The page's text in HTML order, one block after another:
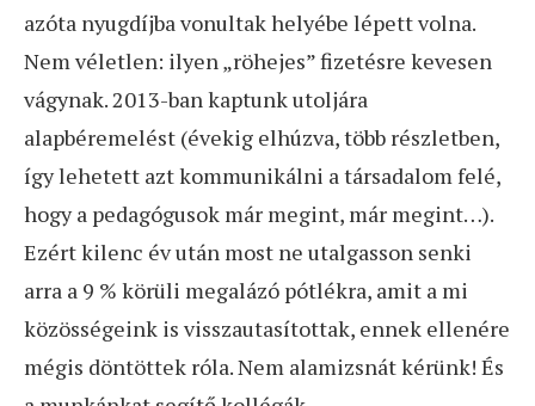
azóta nyugdíjba vonultak helyébe lépett volna.
Nem véletlen: ilyen „röhejes” fizetésre kevesen
vágynak. 2013-ban kaptunk utoljára
alapbéremelést (évekig elhúzva, több részletben,
így lehetett azt kommunikálni a társadalom felé,
hogy a pedagógusok már megint, már megint…).
Ezért kilenc év után most ne utalgasson senki
arra a 9 % körüli megalázó pótlékra, amit a mi
közösségeink is visszautasítottak, ennek ellenére
mégis döntöttek róla. Nem alamizsnát kérünk! És